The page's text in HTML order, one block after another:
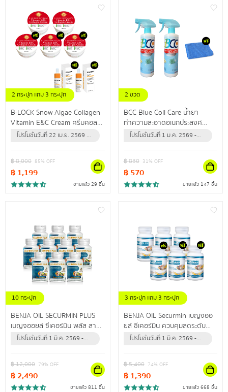
2 กระปุก แถม 3 กระปุก
แถม เซรั่มวิตซี 2 ขวด
B-LOCK Snow Algae Collagen
Vitamin E&C Cream ครีมคอล
ลาเจนเข้มข้น เผยผิวกระชับเต่งตึง
โปรโมชั่นวันที่ 22 เม.ย. 2569 -
฿8,000 85% OFF
฿1,199
ขายแล้ว 29 ชิ้น
2 ขวด
แถม ผ้าไมโครไฟเบอร์ 1 ผืน
BCC Blue Coil Care น้ำยา
ทำความสะอาดอเนกประสงค์
สำหรับล้างแอร์ ใช้ทำความสะอาด
โปรโมชั่นวันที่ 1 ม.ค. 2569 -
฿830 31% OFF
฿570
ขายแล้ว 147 ชิ้น
10 กระปุก
BENJA OIL SECURMIN PLUS
เบญจออยล์ ซีเคอร์มิน พลัส สาร
สกัดจากธรรมชาติสูงสุด 12 ชนิด
โปรโมชั่นวันที่ 1 มี.ค. 2569 -
฿12,000 79% OFF
฿2,490
ขายแล้ว 811 ชิ้น
3 กระปุก แถม 3 กระปุก
BENJA OIL Securmin เบญจออ
ยล์ ซีเคอร์มิน ควบคุมลดระดับ
คอเลสเตอรอล ป้องกันข้อเข่าเสื่อม
โปรโมชั่นวันที่ 1 มี.ค. 2569 -
฿5,400 74% OFF
฿1,390
ขายแล้ว 668 ชิ้น